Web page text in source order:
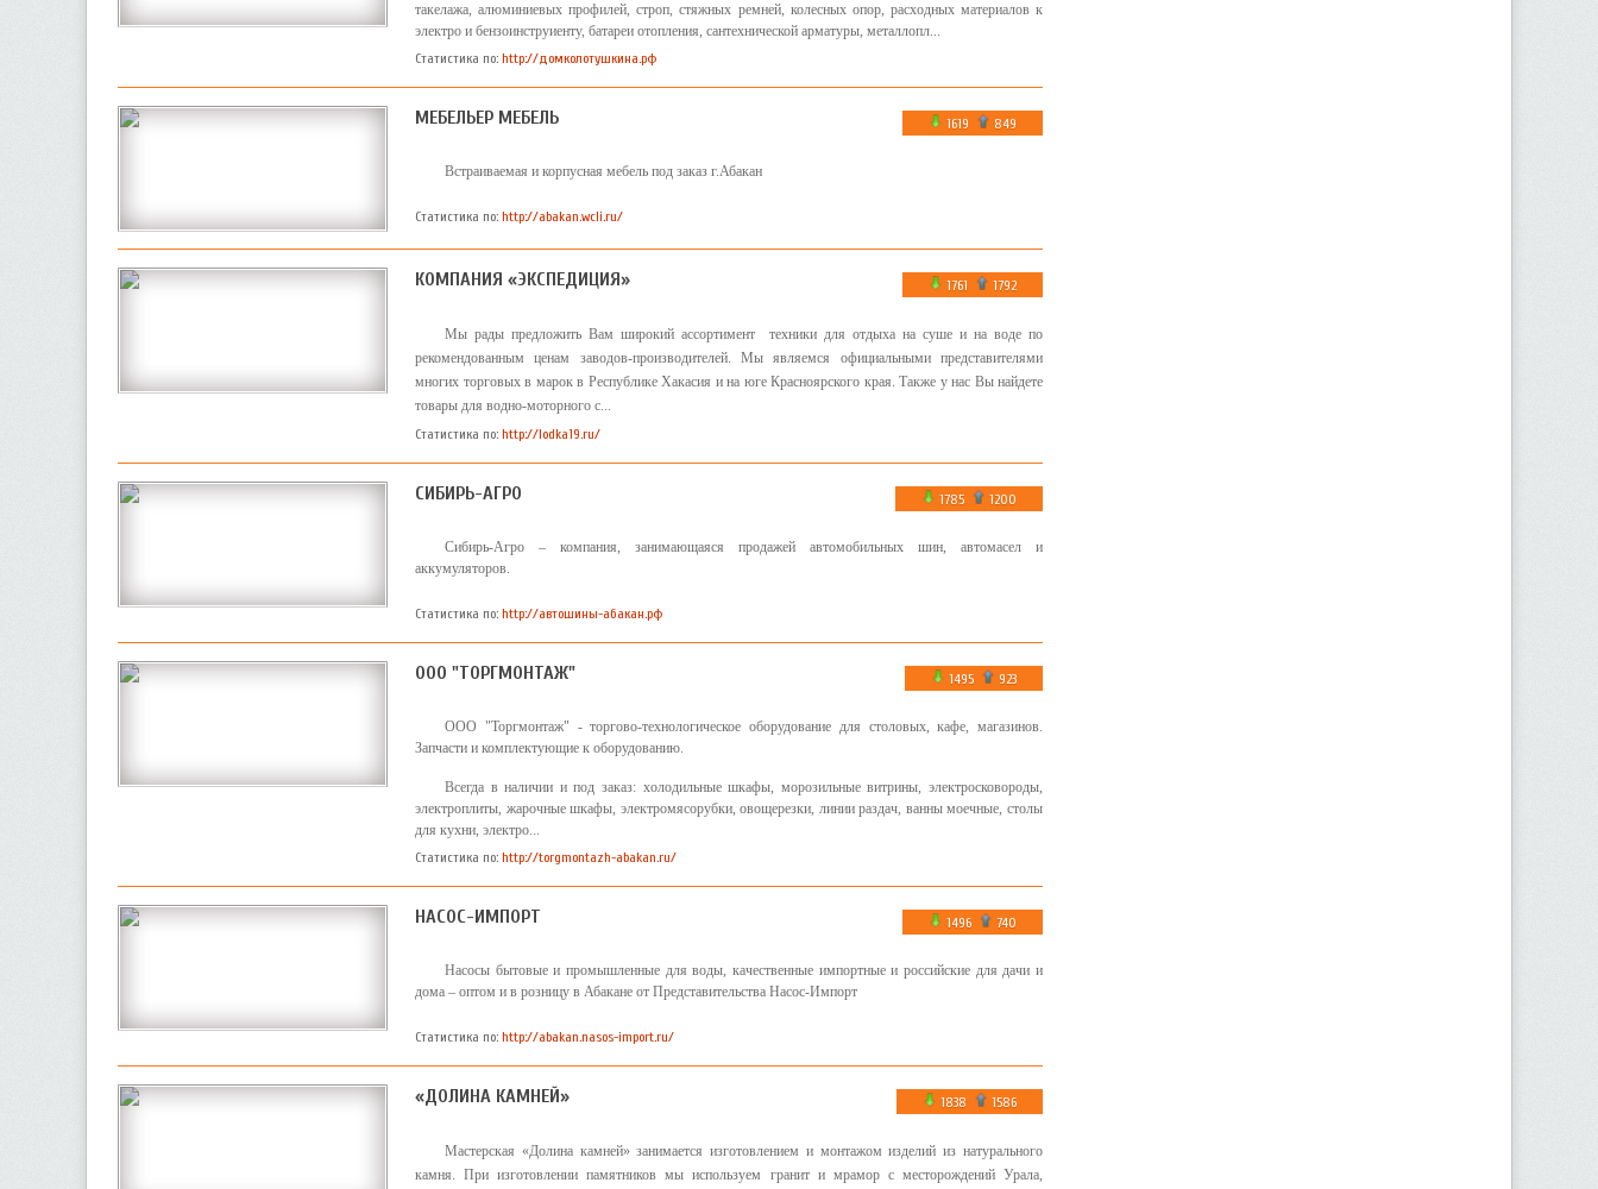
такелажа, алюминиевых профилей, строп, стяжных ремней, колесных опор, расходных материалов к
электро и бензоинструиенту, батареи отопления, сантехнической арматуры, металлопл...
Статистика по: http://домколотушкина.рф
МЕБЕЛЬЕР МЕБЕЛЬ 1619 849
Встраиваемая и корпусная мебель под заказ г.Абакан
Статистика по: http://abakan.wcli.ru/
КОМПАНИЯ «ЭКСПЕДИЦИЯ» 1761 1792
Мы рады предложить Вам широкий ассортимент техники для отдыха на суше и на воде по
рекомендованным ценам заводов-производителей. Мы являемся официальными представителями
многих торговых в марок в Республике Хакасия и на юге Красноярского края. Также у нас Вы найдете
товары для водно-моторного с...
Статистика по: http://lodka19.ru/
СИБИРЬ-АГРО 1785 1200
Сибирь-Агро – компания, занимающаяся продажей автомобильных шин, автомасел и
аккумуляторов.
Статистика по: http://автошины-абакан.рф
ООО "ТОРГМОНТАЖ" 1495 923
ООО "Торгмонтаж" - торгово-технологическое оборудование для столовых, кафе, магазинов.
Запчасти и комплектующие к оборудованию.
Всегда в наличии и под заказ: холодильные шкафы, морозильные витрины, электросковороды,
электроплиты, жарочные шкафы, электромясорубки, овощерезки, линии раздач, ванны моечные, столы
для кухни, электро...
Статистика по: http://torgmontazh-abakan.ru/
НАСОС-ИМПОРТ 1496 740
Насосы бытовые и промышленные для воды, качественные импортные и российские для дачи и
дома – оптом и в розницу в Абакане от Представительства Насос-Импорт
Статистика по: http://abakan.nasos-import.ru/
«ДОЛИНА КАМНЕЙ» 1838 1586
Мастерская «Долина камней» занимается изготовлением и монтажом изделий из натурального
камня. При изготовлении памятников мы используем гранит и мрамор с месторождений Урала,